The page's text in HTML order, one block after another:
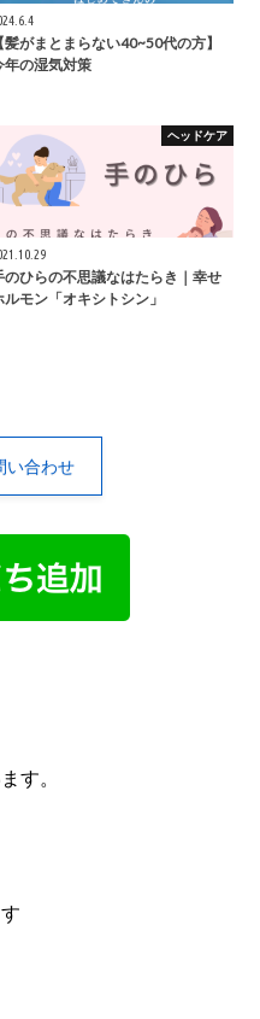
【髪がまとまらない40~50代の方】
年の湿気対策
ヘッドケア
のひらの不思議なはたらき｜幸せ
ルモン「オキシトシン」
い合わせ
す。